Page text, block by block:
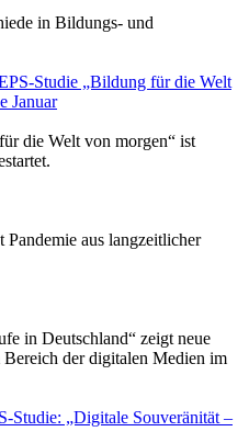
in Bildungs- und
Studie „Bildung für die Welt
Januar
die Welt von morgen“ ist
Pandemie aus langzeitlicher
in Deutschland“ zeigt neue
der digitalen Medien im
Studie: „Digitale Souveränität –